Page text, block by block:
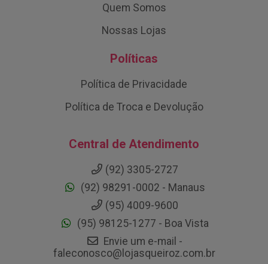
Quem Somos
Nossas Lojas
Políticas
Política de Privacidade
Política de Troca e Devolução
Central de Atendimento
(92) 3305-2727
(92) 98291-0002 - Manaus
(95) 4009-9600
(95) 98125-1277 - Boa Vista
Envie um e-mail -
faleconosco@lojasqueiroz.com.br